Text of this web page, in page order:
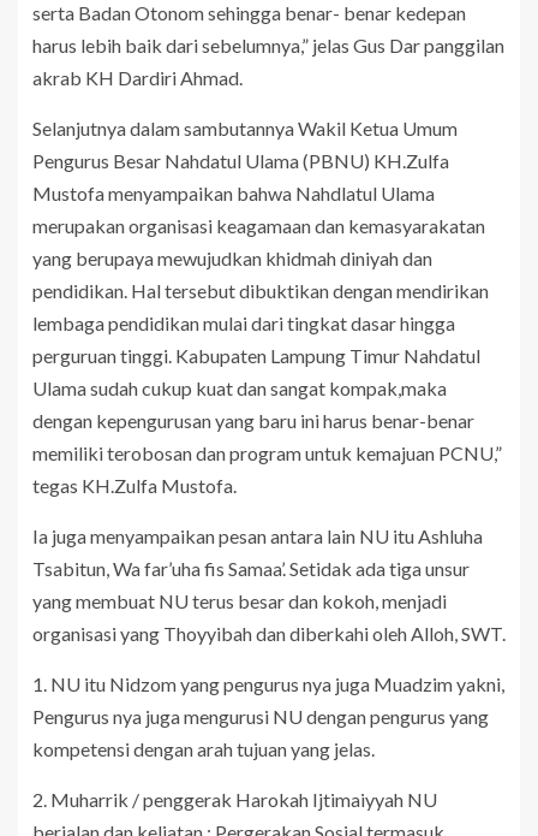
serta Badan Otonom sehingga benar- benar kedepan
harus lebih baik dari sebelumnya,” jelas Gus Dar panggilan
akrab KH Dardiri Ahmad.
Selanjutnya dalam sambutannya Wakil Ketua Umum
Pengurus Besar Nahdatul Ulama (PBNU) KH.Zulfa
Mustofa menyampaikan bahwa Nahdlatul Ulama
merupakan organisasi keagamaan dan kemasyarakatan
yang berupaya mewujudkan khidmah diniyah dan
pendidikan. Hal tersebut dibuktikan dengan mendirikan
lembaga pendidikan mulai dari tingkat dasar hingga
perguruan tinggi. Kabupaten Lampung Timur Nahdatul
Ulama sudah cukup kuat dan sangat kompak,maka
dengan kepengurusan yang baru ini harus benar-benar
memiliki terobosan dan program untuk kemajuan PCNU,”
tegas KH.Zulfa Mustofa.
Ia juga menyampaikan pesan antara lain NU itu Ashluha
Tsabitun, Wa far’uha fis Samaa’. Setidak ada tiga unsur
yang membuat NU terus besar dan kokoh, menjadi
organisasi yang Thoyyibah dan diberkahi oleh Alloh, SWT.
1. NU itu Nidzom yang pengurus nya juga Muadzim yakni,
Pengurus nya juga mengurusi NU dengan pengurus yang
kompetensi dengan arah tujuan yang jelas.
2. Muharrik / penggerak Harokah Ijtimaiyyah NU